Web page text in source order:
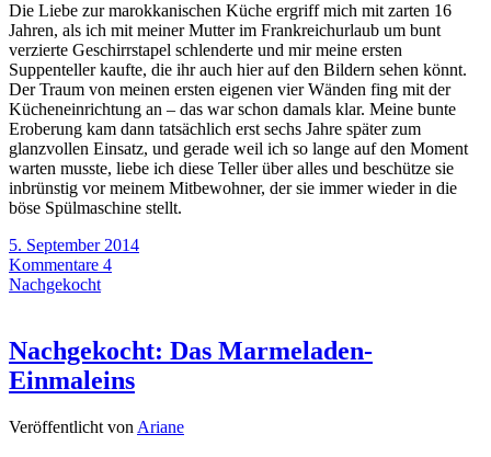
Die Liebe zur marokkanischen Küche ergriff mich mit zarten 16
Jahren, als ich mit meiner Mutter im Frankreichurlaub um bunt
verzierte Geschirrstapel schlenderte und mir meine ersten
Suppenteller kaufte, die ihr auch hier auf den Bildern sehen könnt.
Der Traum von meinen ersten eigenen vier Wänden fing mit der
Kücheneinrichtung an – das war schon damals klar. Meine bunte
Eroberung kam dann tatsächlich erst sechs Jahre später zum
glanzvollen Einsatz, und gerade weil ich so lange auf den Moment
warten musste, liebe ich diese Teller über alles und beschütze sie
inbrünstig vor meinem Mitbewohner, der sie immer wieder in die
böse Spülmaschine stellt.
5. September 2014
Kommentare 4
Nachgekocht
Nachgekocht: Das Marmeladen-
Einmaleins
Veröffentlicht von Ariane